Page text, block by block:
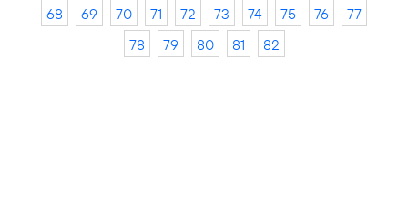
68
69 70 71 72 73 74 75 76
77
78
79 80 81 82